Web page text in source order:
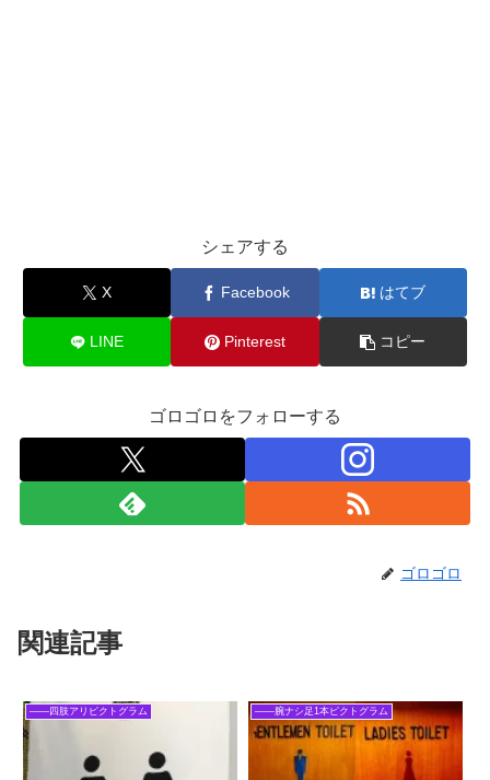
シェアする
X Facebook はてブ
LINE Pinterest コピー
ゴロゴロをフォローする
ゴロゴロ
関連記事
――四肢アリピクトグラム ――腕ナシ足1本ピクトグラム